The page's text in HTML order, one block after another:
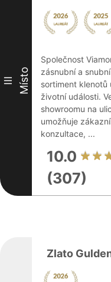
III Místo
Společnost
zásnubní a
sortiment
životní události.
showroomu na
umožňuje
konzultace, ...
10.0
(307)
Zlato